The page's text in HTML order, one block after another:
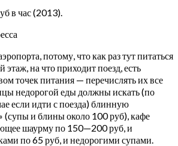
в час (2013).
потому, что как раз тут питаться
этаж, на что приходит поезд, есть
точек питания — перечислять их все
недорогой еды должны искать (по
если идти с поезда) блинную
(супы и блины около 100 руб), кафе
шаурму по 150—200 руб, и
по 65 руб, и недорогими супами.